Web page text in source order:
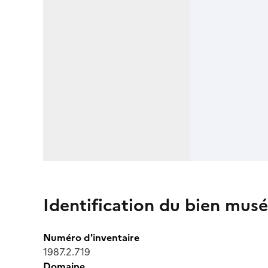
Identification du bien
Numéro d'inventaire
1987.2.719